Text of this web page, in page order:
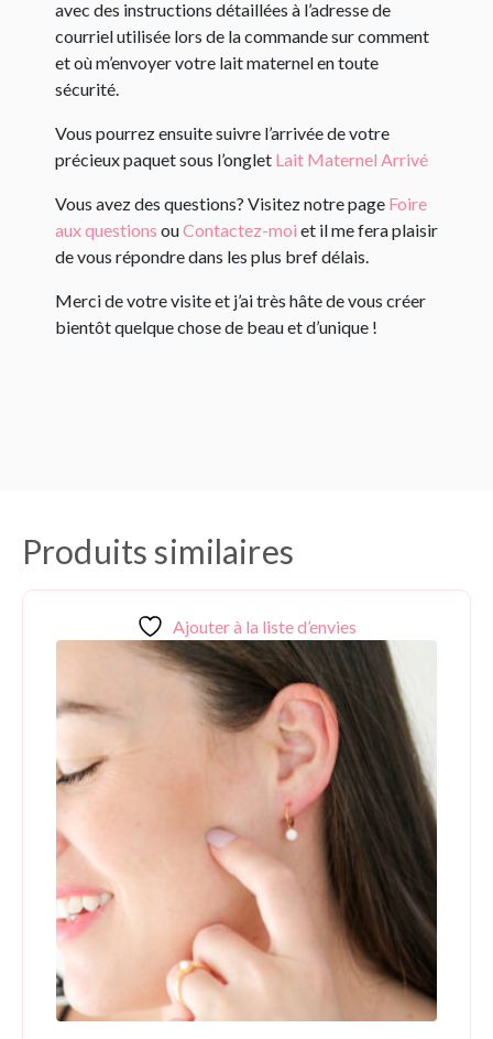
avec des instructions détaillées à l’adresse de
courriel utilisée lors de la commande sur comment
et où m’envoyer votre lait maternel en toute
sécurité.
Vous pourrez ensuite suivre l’arrivée de votre
précieux paquet sous l’onglet Lait Maternel Arrivé
Vous avez des questions? Visitez notre page Foire
aux questions ouContactez-moi et il me fera plaisir
de vous répondre dans les plus bref délais.
Merci de votre visite et j’ai très hâte de vous créer
bientôt quelque chose de beau et d’unique !
Produits similaires
Ajouter à la liste d’envies